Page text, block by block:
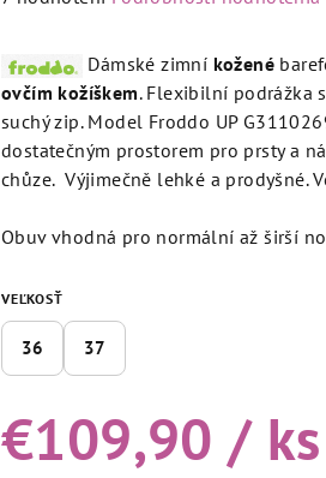
je
z
5
hviezdičiek.
Dámské zimní kožené
ovčím kožíškem. Flexibilní podrážka
suchý zip. Model Froddo UP
dostatečným prostorem pro prsty a
chůze. Výjimečně lehké a prodyšné.
Obuv vhodná pro normální až širší
VEĽKOSŤ
36 37
€109,90/ ks